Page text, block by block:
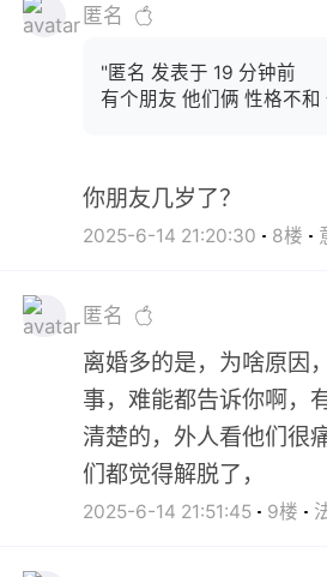
匿名
"匿名 发表于 19 分钟前
有个朋友 他们俩 性格不和
你朋友几岁了？
2025-6-14 21:20:30 8楼
匿名
离婚多的是，为啥原因
事，难能都告诉你啊，
清楚的，外人看他们很
们都觉得解脱了，
2025-6-14 21:51:45 9楼